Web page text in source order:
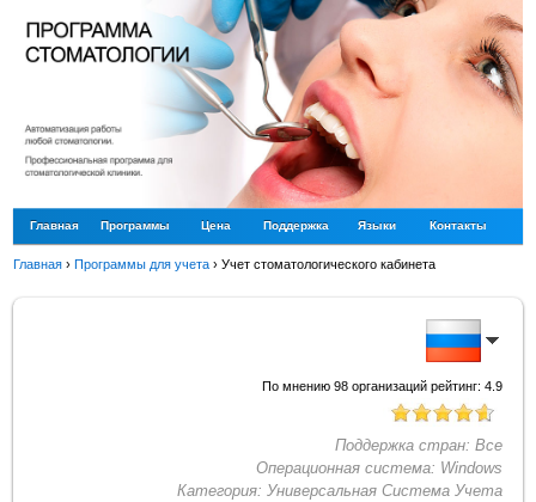
Главная Программы Цена Поддержка Языки Контакты
Главная ›Программы для учета ›Учет стоматологического кабинета
По мнению 98организаций рейтинг: 4.9
Поддержка стран: Все
Операционная система: Windows
Категория: Универсальная Система Учета